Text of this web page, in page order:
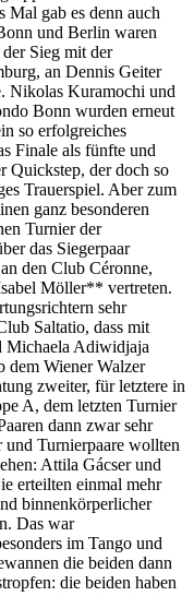
Mal gab es denn auch
und Berlin waren
Sieg mit der
an Dennis Geiter
Nikolas Kuramochi und
Bonn wurden erneut
so erfolgreiches
Finale als fünfte und
Quickstep, der doch so
Trauerspiel. Aber zum
ganz besonderen
Turnier der
das Siegerpaar
den Club Céronne,
Möller** vertreten.
sehr
Saltatio, dass mit
Michaela Adiwidjaja
dem Wiener Walzer
zweiter, für letztere in
A, dem letzten Turnier
dann zwar sehr
und Turnierpaare wollten
Attila Gácser und
erteilten einmal mehr
binnenkörperlicher
Das war
im Tango und
die beiden dann
die beiden haben